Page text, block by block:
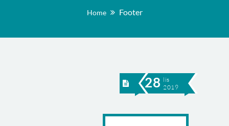
Home Footer
28 lis
2019